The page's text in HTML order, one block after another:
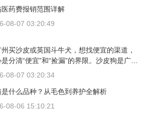
医药费报销范围详解
08-07 03:20:49
买沙皮或英国斗牛犬，想找便宜的渠道，
分清“便宜”和“捡漏”的界限。沙皮狗是广东
犬种，价格比北方城市有优势；英国斗牛犬
实价格区间。
08-07 03:20:34
是什么品种？从毛色到养护全解析
08-06 15:10:21